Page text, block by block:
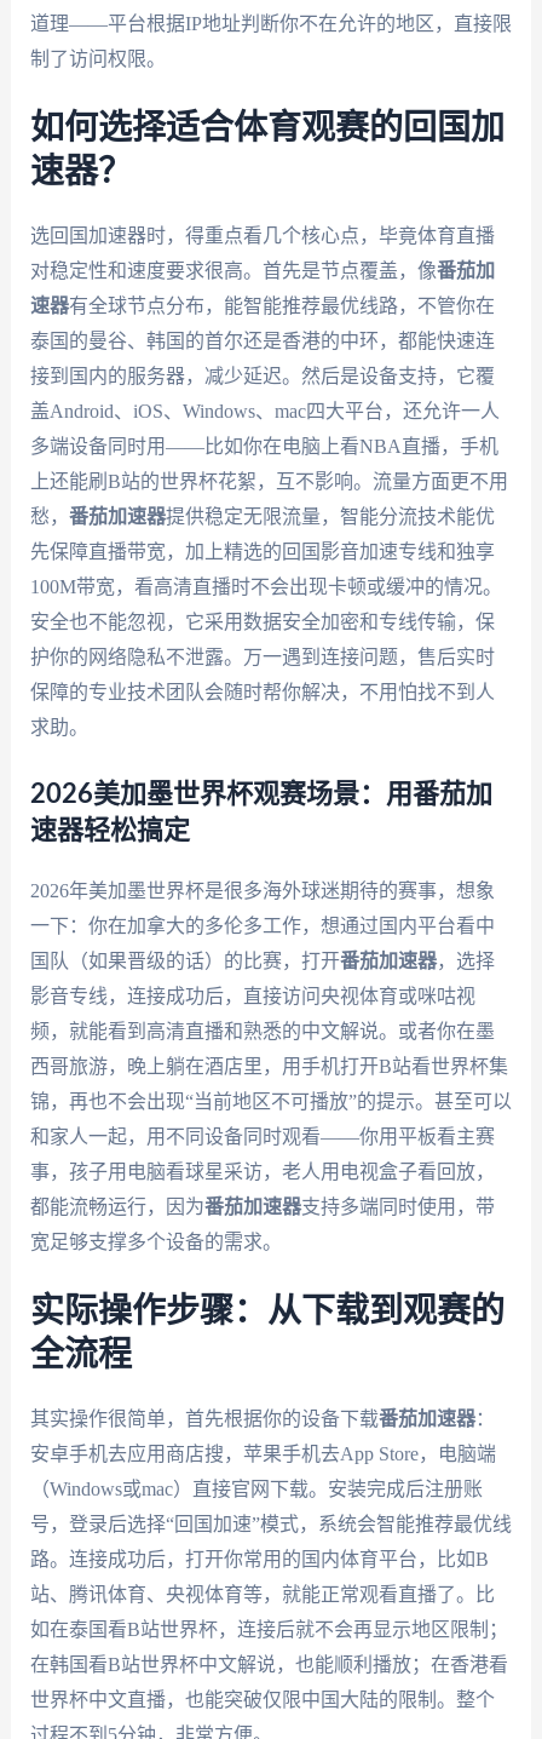
道理——平台根据IP地址判断你不在允许的地区，直接限
制了访问权限。
如何选择适合体育观赛的回国加
速器？
选回国加速器时，得重点看几个核心点，毕竟体育直播
对稳定性和速度要求很高。首先是节点覆盖，像番茄加
速器有全球节点分布，能智能推荐最优线路，不管你在
泰国的曼谷、韩国的首尔还是香港的中环，都能快速连
接到国内的服务器，减少延迟。然后是设备支持，它覆
盖Android、iOS、Windows、mac四大平台，还允许一人
多端设备同时用——比如你在电脑上看NBA直播，手机
上还能刷B站的世界杯花絮，互不影响。流量方面更不用
愁， 番茄加速器提供稳定无限流量，智能分流技术能优
先保障直播带宽，加上精选的回国影音加速专线和独享
100M带宽，看高清直播时不会出现卡顿或缓冲的情况。
安全也不能忽视，它采用数据安全加密和专线传输，保
护你的网络隐私不泄露。万一遇到连接问题，售后实时
保障的专业技术团队会随时帮你解决，不用怕找不到人
求助。
2026美加墨世界杯观赛场景：用番茄加
速器轻松搞定
2026年美加墨世界杯是很多海外球迷期待的赛事，想象
一下：你在加拿大的多伦多工作，想通过国内平台看中
国队（如果晋级的话）的比赛，打开番茄加速器，选择
影音专线，连接成功后，直接访问央视体育或咪咕视
频，就能看到高清直播和熟悉的中文解说。或者你在墨
西哥旅游，晚上躺在酒店里，用手机打开B站看世界杯集
锦，再也不会出现“当前地区不可播放”的提示。甚至可以
和家人一起，用不同设备同时观看——你用平板看主赛
事，孩子用电脑看球星采访，老人用电视盒子看回放，
都能流畅运行，因为番茄加速器支持多端同时使用，带
宽足够支撑多个设备的需求。
实际操作步骤：从下载到观赛的
全流程
其实操作很简单，首先根据你的设备下载番茄加速器：
安卓手机去应用商店搜，苹果手机去App Store，电脑端
（Windows或mac）直接官网下载。安装完成后注册账
号，登录后选择“回国加速”模式，系统会智能推荐最优线
路。连接成功后，打开你常用的国内体育平台，比如B
站、腾讯体育、央视体育等，就能正常观看直播了。比
如在泰国看B站世界杯，连接后就不会再显示地区限制；
在韩国看B站世界杯中文解说，也能顺利播放；在香港看
世界杯中文直播，也能突破仅限中国大陆的限制。整个